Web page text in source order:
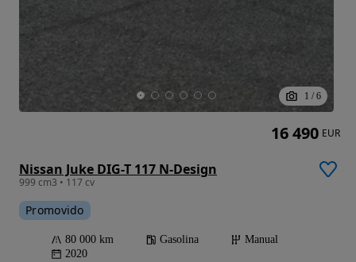
1 / 6
Nissan Juke DIG-T 117 N-Design
999 cm3 • 117 cv
Promovido
80 000 km Gasolina
Manual
2020
16 490 EUR